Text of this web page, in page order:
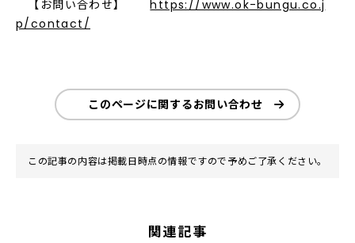
【お問い合わせ】https://www.ok-bungu.co.j
p/contact/
このページに関するお問い合わせ
この記事の内容は掲載日時点の情報ですので予めご了承ください。
関連記事